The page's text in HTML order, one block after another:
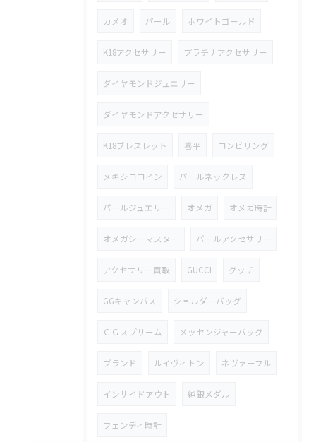
カメオ パール ホワイトゴールド
K18アクセサリー プラチナアクセサリー
ダイヤモンドジュエリー
ダイヤモンドアクセサリー
K18ブレスレット 喜平 コンビリング
メキシココイン パールネックレス
パールジュエリー オメガ オメガ時計
オメガシーマスター パールアクセサリー
アクセサリー買取 GUCCI グッチ
GGキャンバス ショルダーバッグ
ＧＧスプリーム メッセンジャーバッグ
ブランド ルイヴィトン ネヴァーフル
インサイドアウト 純銀メダル
フェンディ時計